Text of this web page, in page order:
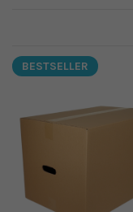
BESTSELLER